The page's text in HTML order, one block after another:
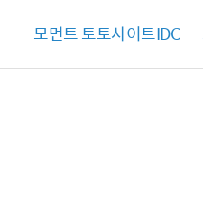
모먼트 토토사이트IDC